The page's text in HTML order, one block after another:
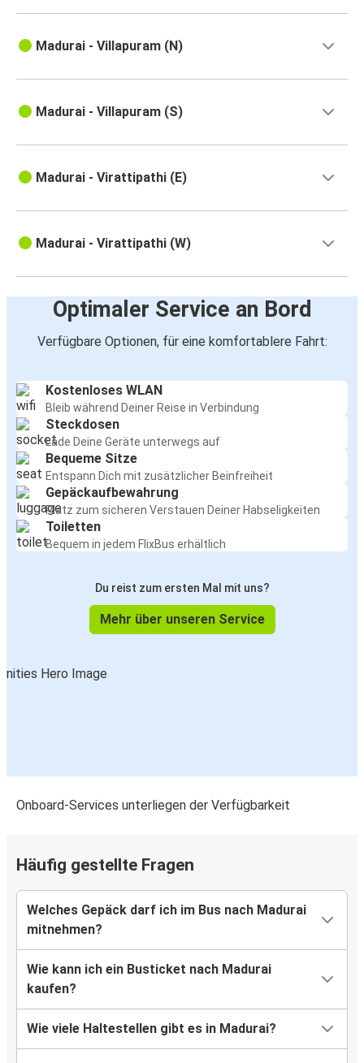
Madurai - Villapuram (N)
Madurai - Villapuram (S)
Madurai - Virattipathi (E)
Madurai - Virattipathi (W)
Optimaler Service an Bord
Verfügbare Optionen, für eine komfortablere Fahrt:
Kostenloses WLAN
Bleib während Deiner Reise in Verbindung
Steckdosen
Lade Deine Geräte unterwegs auf
Bequeme Sitze
Entspann Dich mit zusätzlicher Beinfreiheit
Gepäckaufbewahrung
Platz zum sicheren Verstauen Deiner Habseligkeiten
Toiletten
Bequem in jedem FlixBus erhältlich
Du reist zum ersten Mal mit uns?
Mehr über unseren Service
Onboard-Services unterliegen der Verfügbarkeit
Häufig gestellte Fragen
Welches Gepäck darf ich im Bus nach Madurai
mitnehmen?
Wie kann ich ein Busticket nach Madurai
kaufen?
Wie viele Haltestellen gibt es in Madurai?